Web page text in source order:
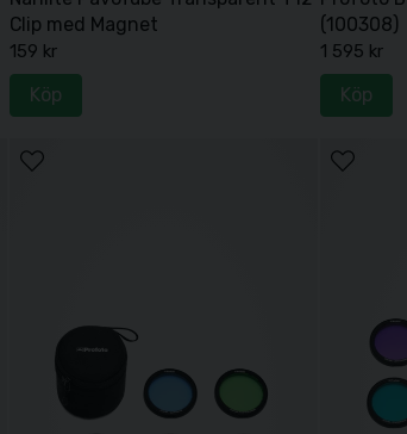
Clip med Magnet
159 kr
Köp
(100308)
1 595 kr
Köp